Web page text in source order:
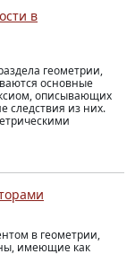
в
геометрии,
основные
описывающих
следствия из них.
в геометрии,
имеющие как